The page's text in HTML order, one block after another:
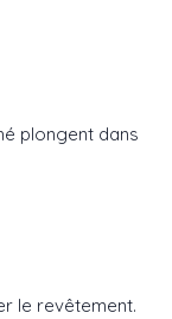
plongent dans
le revêtement.